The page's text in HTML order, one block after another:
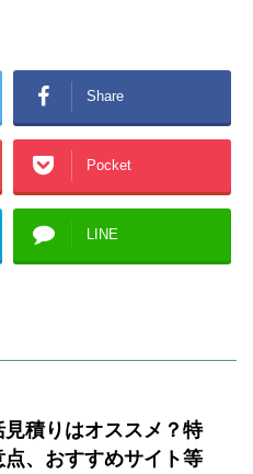
Share
Pocket
LINE
見積りはオススメ？特
点、おすすめサイト等